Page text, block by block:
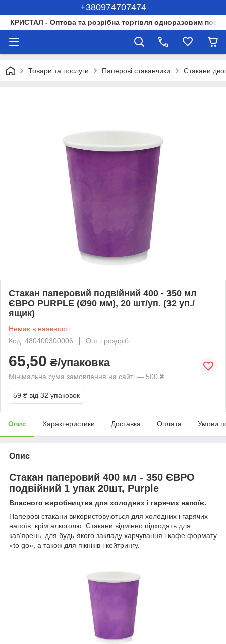
+380974707474
КРИСТАЛ - Оптова та розрібна торгівля одноразовим
Товари та послуги Паперові стаканчики Стакани
Стакан паперовий подвійний 400 - 350 мл
ЄВРО PURPLE (Ø90 мм), 20 шт/уп. (32 уп./
ящик)
Немає в наявності
Код: 480400300006
Опт і роздріб
65,50 ₴/упаковка
Мінімальна сума замовлення на сайті — 500 ₴
59 ₴ від 32 упаковок
Опис Характеристики Доставка Оплата Умови
Опис
Стакан паперовий 400 мл - 350 ЄВРО
подвійний 1 упак 20шт, Purple
Власного виробництва для холодних і гарячих напоїв.
Паперові стакани використовуються для холодних і гарячих
напоїв, крім алкоголю. Стакани відмінно підходять для
кав'ярень, для будь-якого закладу харчування і кафе формату
«to go», а також для пікніків і кейтрингу.